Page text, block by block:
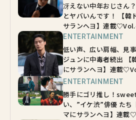
冴えない中年おじさん
とヤバいんです！ 【韓
サランヘヨ】連載
ENTERTAINMENT
低い声、広い肩幅、見
ジュンに中毒者続出 【
にサランヘヨ】連載
ENTERTAINMENT
勝手にゴリ推し！
い、”イケ渋”俳優 たち
マにサランヘヨ】連載